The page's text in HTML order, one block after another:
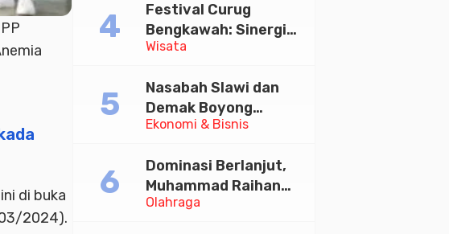
di buka
2024).
Wisata
Festival Curug
Bengkawah: Sinergi
Desa Sikasur dan
Memajukan Wisata
serta UMKM Lokal
Ekonomi & Bisnis
Nasabah Slawi dan
Demak Boyong
Toyota Innova Zenix
Tabungan Bima Bank
Jateng
Olahraga
Dominasi Berlanjut,
Muhammad Raihan
Fadila Sabet Emas